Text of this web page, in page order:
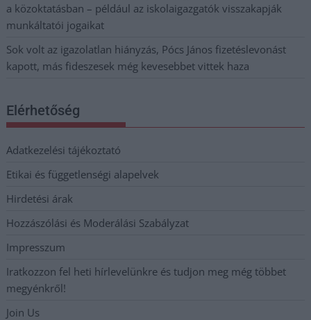
a közoktatásban – például az iskolaigazgatók visszakapják
munkáltatói jogaikat
Sok volt az igazolatlan hiányzás, Pócs János fizetéslevonást
kapott, más fideszesek még kevesebbet vittek haza
Elérhetőség
Adatkezelési tájékoztató
Etikai és függetlenségi alapelvek
Hirdetési árak
Hozzászólási és Moderálási Szabályzat
Impresszum
Iratkozzon fel heti hírlevelünkre és tudjon meg még többet
megyénkről!
Join Us